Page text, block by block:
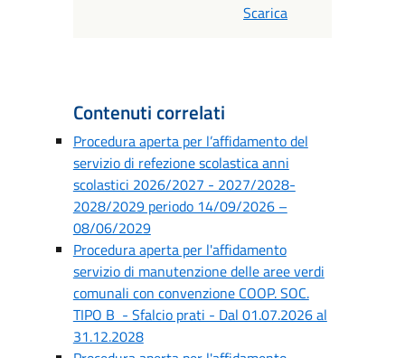
Scarica
Contenuti correlati
Procedura aperta per l’affidamento del
servizio di refezione scolastica anni
scolastici 2026/2027 - 2027/2028-
2028/2029 periodo 14/09/2026 –
08/06/2029
Procedura aperta per l'affidamento
servizio di manutenzione delle aree verdi
comunali con convenzione COOP. SOC.
TIPO B - Sfalcio prati - Dal 01.07.2026 al
31.12.2028